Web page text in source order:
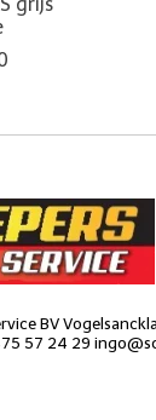
BV
57 24 29